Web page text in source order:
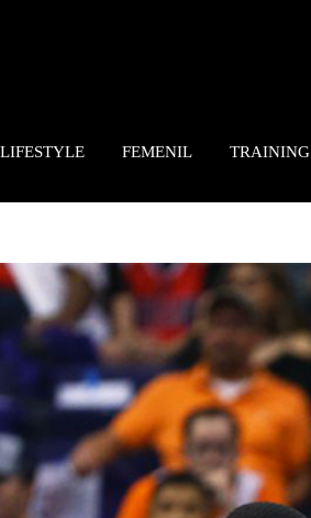
LIFESTYLE FEMENIL TRAINING